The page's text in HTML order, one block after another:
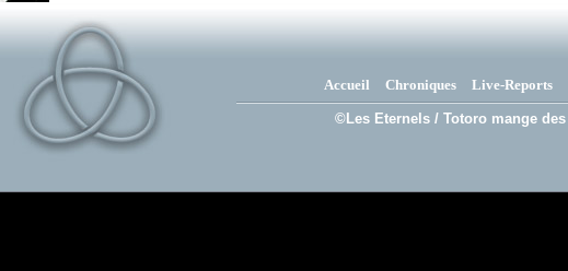
Accueil Chroniques Live-Reports
©Les Eternels / Totoro mange